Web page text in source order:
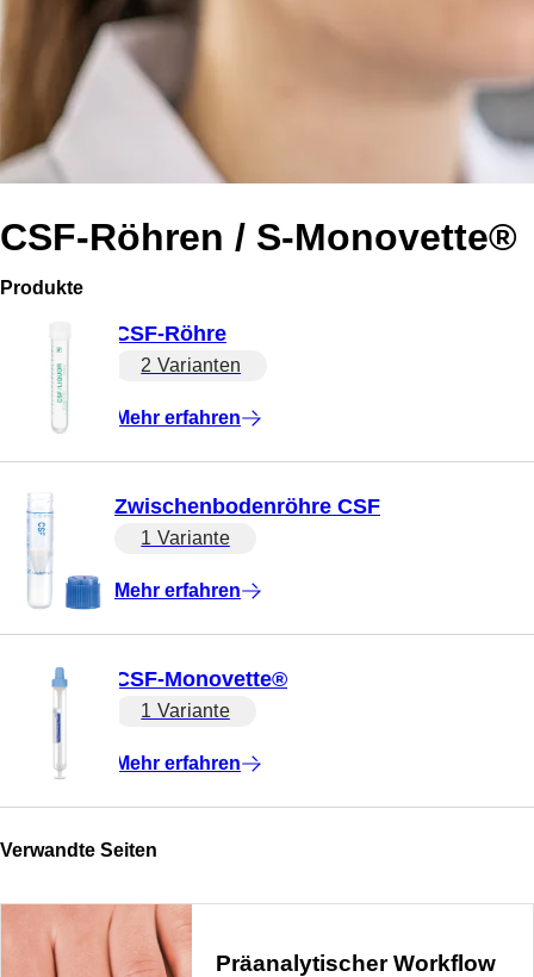
CSF-Röhren / S-Monovette®
Produkte
CSF-Röhre
2 Varianten
Mehr erfahren
Zwischenbodenröhre CSF
1 Variante
Mehr erfahren
CSF-Monovette®
1 Variante
Mehr erfahren
Verwandte Seiten
Präanalytischer Workflow